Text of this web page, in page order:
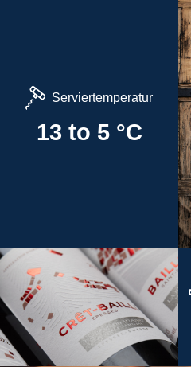
Serviertemperatur
13 to 5 °C